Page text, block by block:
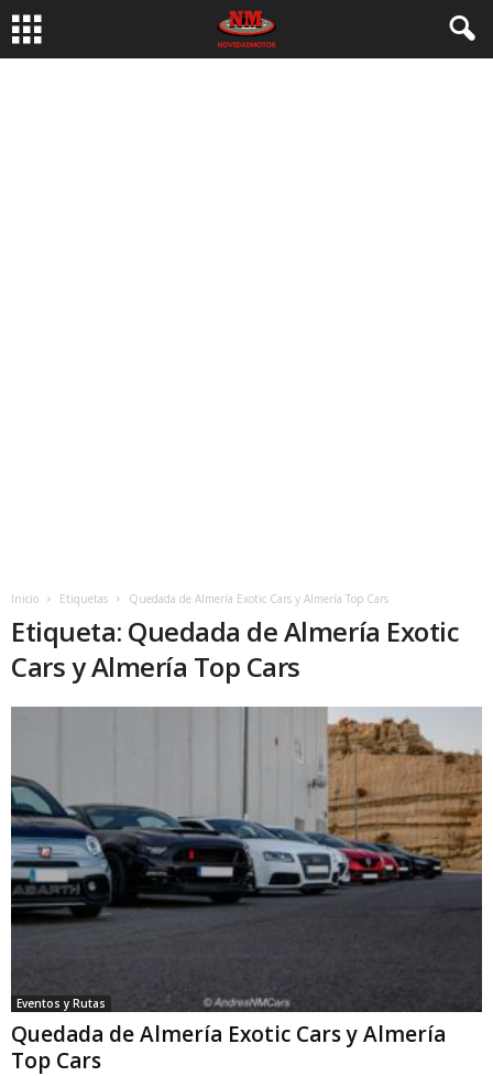
Inicio Etiquetas Quedada de Almería Exotic Cars y Almería Top Cars
Etiqueta: Quedada de Almería Exotic
Cars y Almería Top Cars
Eventos y Rutas
Quedada de Almería Exotic Cars y Almería
Top Cars